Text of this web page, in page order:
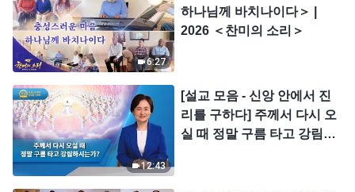
6:27
하나님께 바치나이다＞ |
2026 ＜찬미의 소리＞
12:43
[설교 모음 - 신앙 안에서 진
리를 구하다] 주께서 다시 오
실 때 정말 구름 타고 강림하